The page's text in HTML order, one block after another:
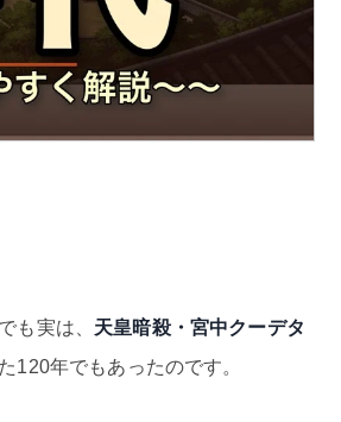
も実は、 天皇暗殺・宮中クーデタ
120年でもあったのです。